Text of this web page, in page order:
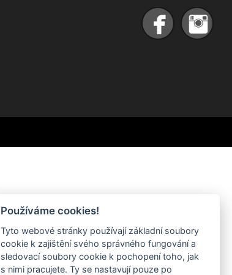
Používáme cookies!
Tyto webové stránky používají základní soubory
cookie k zajištění svého správného fungování a
sledovací soubory cookie k pochopení toho, jak
s nimi pracujete. Ty se nastavují pouze po